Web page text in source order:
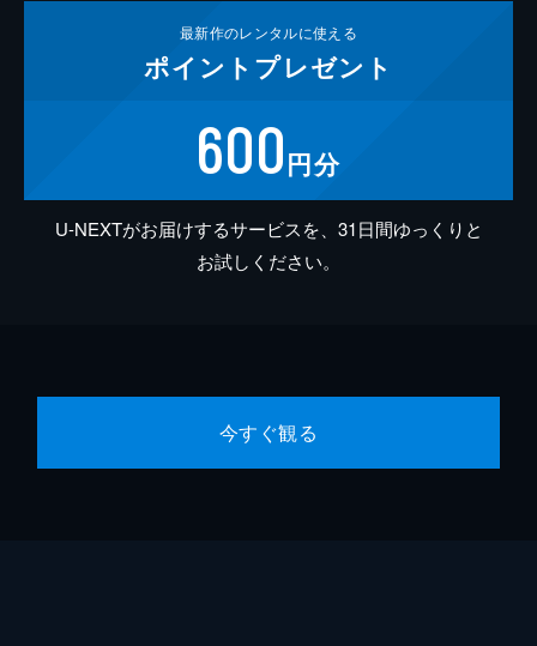
最新作のレンタルに使える
ポイント プレゼント
600円分
U-NEXTがお届けするサービスを、31日間ゆっくりと
お試しください。
今すぐ観る